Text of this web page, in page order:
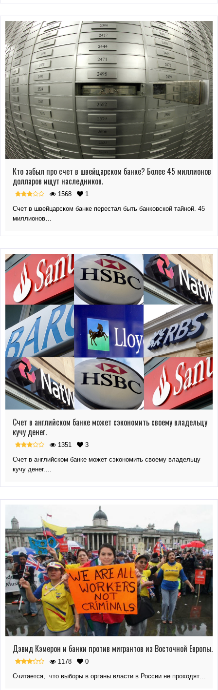
Кто забыл про счет в швейцарском банке? Более 45 миллионов
долларов ищут наследников.
1568
1
Счет в швейцарском банке перестал быть банковской тайной. 45
миллионов…
Счет в английском банке может сэкономить своему владельцу
кучу денег.
1351
3
Счет в английском банке может сэкономить своему владельцу
кучу денег.…
Дэвид Кэмерон и банки против мигрантов из Восточной Европы.
1178
0
Считается, что выборы в органы власти в России не проходят…